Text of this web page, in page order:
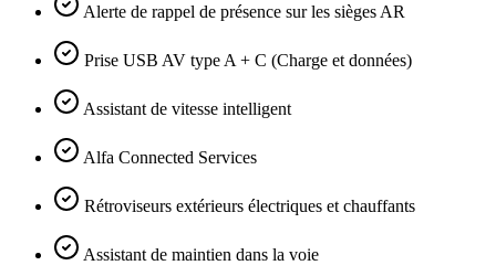
Alerte de rappel de présence sur les sièges AR
Prise USB AV type A + C (Charge et données)
Assistant de vitesse intelligent
Alfa Connected Services
Rétroviseurs extérieurs électriques et chauffants
Assistant de maintien dans la voie